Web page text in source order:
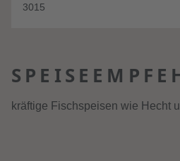
3015
kräftige Fischspeisen wie Hecht